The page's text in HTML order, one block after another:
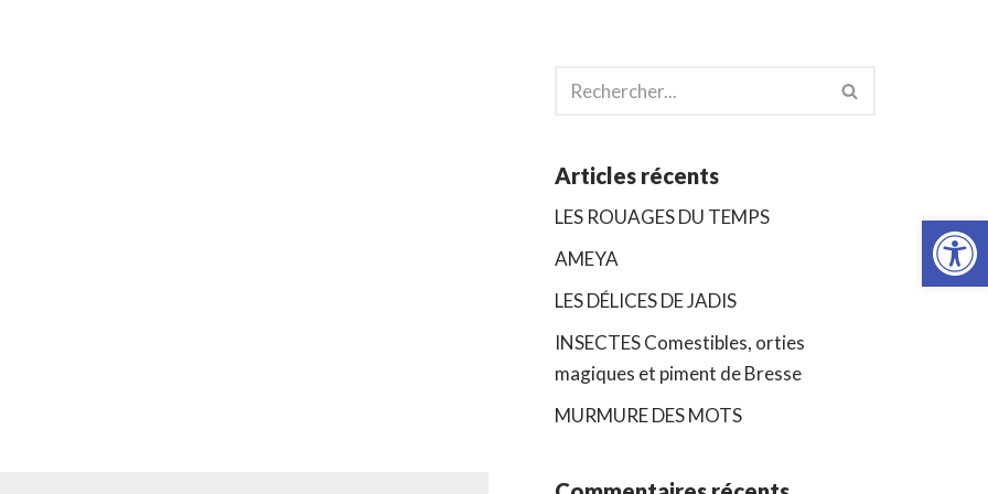
Ouvrir
Articles récents
LES ROUAGES DU TEMPS
AMEYA
LES DÉLICES DE JADIS
INSECTES Comestibles, orties
magiques et piment de Bresse
MURMURE DES MOTS